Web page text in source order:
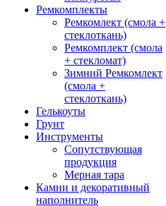
Ремкомплекты
Ремкомлект (смола +
стеклоткань)
Ремкомплект (смола
+ стекломат)
Зимний Ремкомлект
(смола +
стеклоткань)
Гелькоуты
Грунт
Инструменты
Сопутствующая
продукция
Мерная тара
Камни и декоративный
наполнитель